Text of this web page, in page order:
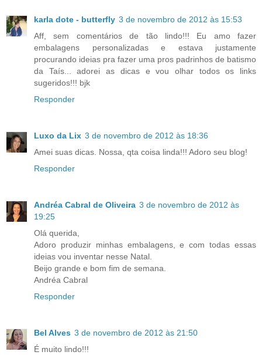
karla dote - butterfly 3 de novembro de 2012 às 15:53
Aff, sem comentários de tão lindo!!! Eu amo fazer
embalagens personalizadas e estava justamente
procurando ideias pra fazer uma pros padrinhos de batismo
da Taís... adorei as dicas e vou olhar todos os links
sugeridos!!! bjk
Responder
Luxo da Lix 3 de novembro de 2012 às 18:36
Amei suas dicas. Nossa, qta coisa linda!!! Adoro seu blog!
Responder
Andréa Cabral de Oliveira 3 de novembro de 2012 às
19:25
Olá querida,
Adoro produzir minhas embalagens, e com todas essas
ideias vou inventar nesse Natal.
Beijo grande e bom fim de semana.
Andréa Cabral
Responder
Bel Alves 3 de novembro de 2012 às 21:50
É muito lindo!!!